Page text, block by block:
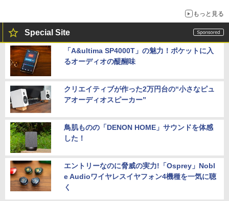
もっと見る
Special Site
「A&ultima SP4000T」の魅力！ポケットに入
るオーディオの醍醐味
クリエイティブが作った2万円台の“小さなピュ
アオーディオスピーカー”
鳥肌ものの「DENON HOME」サウンドを体感
した！
エントリーなのに脅威の実力!「Osprey」Nobl
e Audioワイヤレスイヤフォン4機種を一気に聴
く